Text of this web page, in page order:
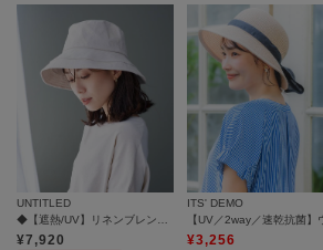
UNTITLED
¥7,920
ITS' DEMO
¥3,256